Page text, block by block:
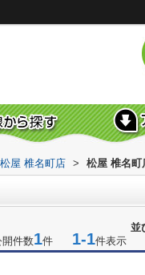
松屋 椎名町店 > 松屋 椎名町
並
開件数1件 1-1件表示